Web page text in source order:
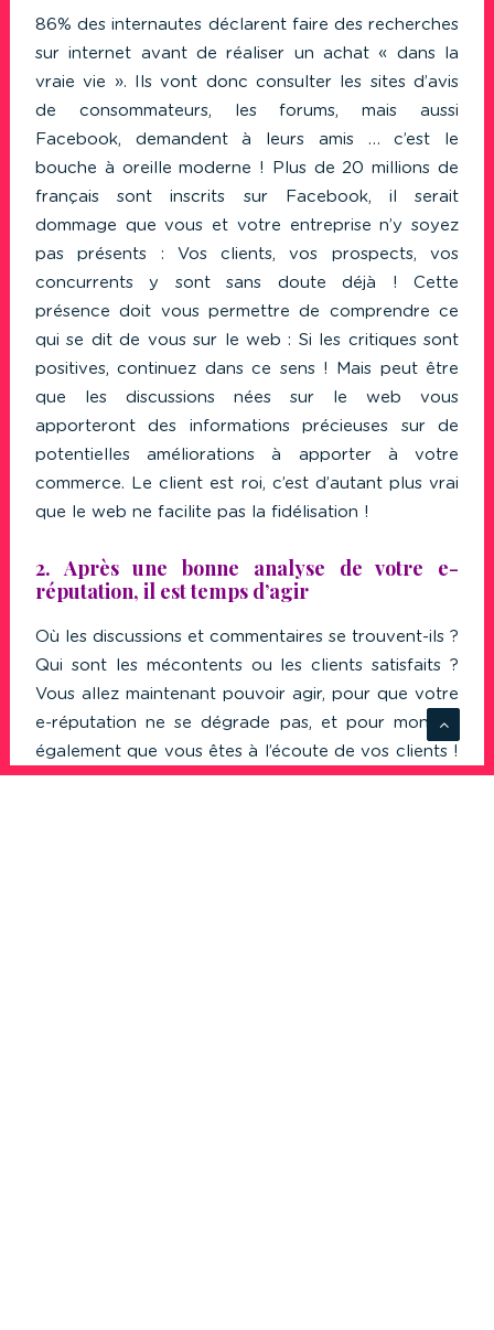
86% des internautes déclarent faire des recherches
sur internet avant de réaliser un achat « dans la
vraie vie ». Ils vont donc consulter les sites d’avis
de consommateurs, les forums, mais aussi
Facebook, demandent à leurs amis … c’est le
bouche à oreille moderne ! Plus de 20 millions de
français sont inscrits sur Facebook, il serait
dommage que vous et votre entreprise n’y soyez
pas présents : Vos clients, vos prospects, vos
concurrents y sont sans doute déjà ! Cette
présence doit vous permettre de comprendre ce
qui se dit de vous sur le web : Si les critiques sont
positives, continuez dans ce sens ! Mais peut être
que les discussions nées sur le web vous
apporteront des informations précieuses sur de
potentielles améliorations à apporter à votre
commerce. Le client est roi, c’est d’autant plus vrai
que le web ne facilite pas la fidélisation !
2. Après une bonne analyse de votre e-
réputation, il est temps d’agir
Où les discussions et commentaires se trouvent-ils ?
Qui sont les mécontents ou les clients satisfaits ?
Vous allez maintenant pouvoir agir, pour que votre
e-réputation ne se dégrade pas, et pour montrer
également que vous êtes à l’écoute de vos clients !
N’oubliez pas, vous avez le droit d’avoir fait des